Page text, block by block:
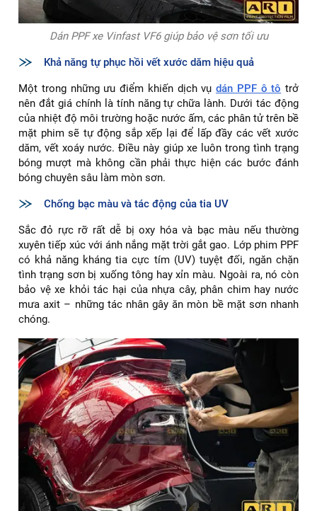
Dán PPF xe Vinfast VF6 giúp bảo vệ sơn tối ưu
Khả năng tự phục hồi vết xước dăm hiệu quả
Một trong những ưu điểm khiến dịch vụ dán PPF ô tô trở
nên đắt giá chính là tính năng tự chữa lành. Dưới tác động
của nhiệt độ môi trường hoặc nước ấm, các phân tử trên bề
mặt phim sẽ tự động sắp xếp lại để lấp đầy các vết xước
dăm, vết xoáy nước. Điều này giúp xe luôn trong tình trạng
bóng mượt mà không cần phải thực hiện các bước đánh
bóng chuyên sâu làm mòn sơn.
Chống bạc màu và tác động của tia UV
Sắc đỏ rực rỡ rất dễ bị oxy hóa và bạc màu nếu thường
xuyên tiếp xúc với ánh nắng mặt trời gắt gao. Lớp phim PPF
có khả năng kháng tia cực tím (UV) tuyệt đối, ngăn chặn
tình trạng sơn bị xuống tông hay xỉn màu. Ngoài ra, nó còn
bảo vệ xe khỏi tác hại của nhựa cây, phân chim hay nước
mưa axit – những tác nhân gây ăn mòn bề mặt sơn nhanh
chóng.